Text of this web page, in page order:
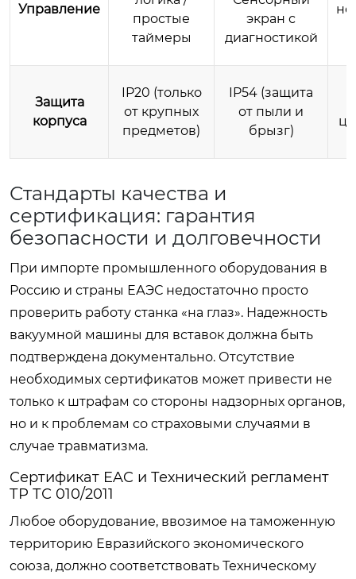
Управление
простые
таймеры
экран с
диагностикой
Защита
корпуса
IP20 (только
от крупных
предметов)
IP54 (защита
от пыли и
брызг)
Стандарты качества и
сертификация: гарантия
безопасности и долговечности
При импорте промышленного оборудования в
Россию и страны ЕАЭС недостаточно просто
проверить работу станка «на глаз». Надежность
вакуумной машины для вставок должна быть
подтверждена документально. Отсутствие
необходимых сертификатов может привести не
только к штрафам со стороны надзорных органов,
но и к проблемам со страховыми случаями в
случае травматизма.
Сертификат EAC и Технический регламент
ТР ТС 010/2011
Любое оборудование, ввозимое на таможенную
территорию Евразийского экономического
союза, должно соответствовать Техническому